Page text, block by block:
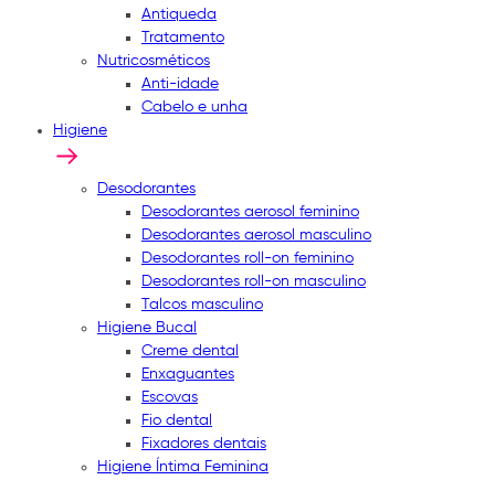
Antiqueda
Tratamento
Nutricosméticos
Anti-idade
Cabelo e unha
Higiene
Desodorantes
Desodorantes aerosol feminino
Desodorantes aerosol masculino
Desodorantes roll-on feminino
Desodorantes roll-on masculino
Talcos masculino
Higiene Bucal
Creme dental
Enxaguantes
Escovas
Fio dental
Fixadores dentais
Higiene Íntima Feminina